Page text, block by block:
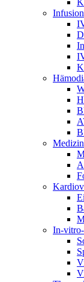
Infusion
In-